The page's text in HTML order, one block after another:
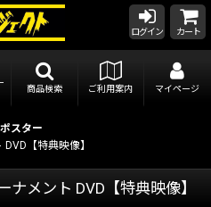
ログイン カート
商品検索 ご利用案内 マイページ
スター
【特典映像】
ナメント DVD【特典映像】